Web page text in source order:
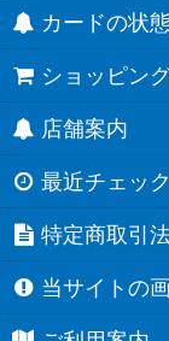
カードの状
ショッピン
店舗案内
最近チェッ
特定商取引
当サイトの